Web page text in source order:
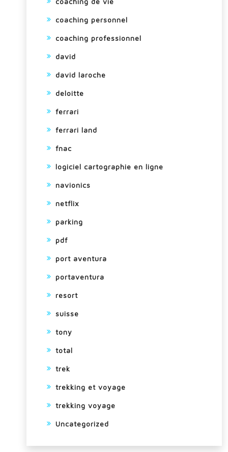
coaching personnel
coaching professionnel
david
david laroche
deloitte
ferrari
ferrari land
fnac
logiciel cartographie en ligne
navionics
netflix
parking
pdf
port aventura
portaventura
resort
suisse
tony
total
trek
trekking et voyage
trekking voyage
Uncategorized